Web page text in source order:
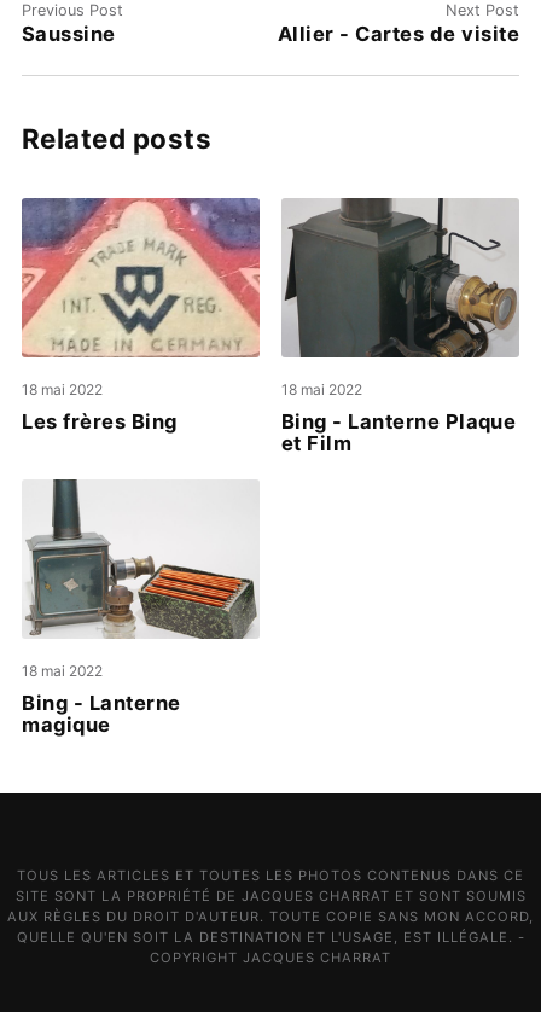
Previous Post
Saussine
Next Post
Allier - Cartes de visite
Related posts
18 mai 2022
Les frères Bing
18 mai 2022
Bing - Lanterne Plaque
et Film
18 mai 2022
Bing - Lanterne
magique
TOUS LES ARTICLES ET TOUTES LES PHOTOS CONTENUS DANS CE
SITE SONT LA PROPRIÉTÉ DE JACQUES CHARRAT ET SONT SOUMIS
AUX RÈGLES DU DROIT D'AUTEUR. TOUTE COPIE SANS MON ACCORD,
QUELLE QU'EN SOIT LA DESTINATION ET L'USAGE, EST ILLÉGALE. -
COPYRIGHT JACQUES CHARRAT